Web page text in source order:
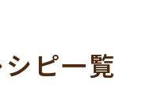
ピ一覧